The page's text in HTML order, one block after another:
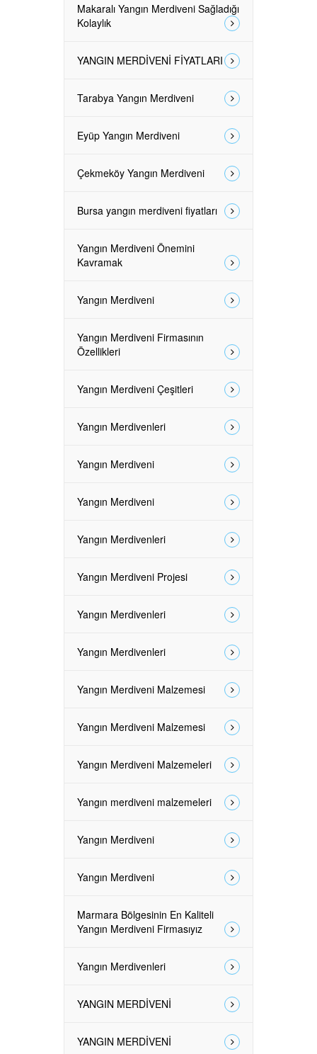
Makaralı Yangın Merdiveni Sağladığı
Kolaylık
YANGIN MERDİVENİ FİYATLARI
Tarabya Yangın Merdiveni
Eyüp Yangın Merdiveni
Çekmeköy Yangın Merdiveni
Bursa yangın merdiveni fiyatları
Yangın Merdiveni Önemini
Kavramak
Yangın Merdiveni
Yangın Merdiveni Firmasının
Özellikleri
Yangın Merdiveni Çeşitleri
Yangın Merdivenleri
Yangın Merdiveni
Yangın Merdiveni
Yangın Merdivenleri
Yangın Merdiveni Projesi
Yangın Merdivenleri
Yangın Merdivenleri
Yangın Merdiveni Malzemesi
Yangın Merdiveni Malzemesi
Yangın Merdiveni Malzemeleri
Yangın merdiveni malzemeleri
Yangın Merdiveni
Yangın Merdiveni
Marmara Bölgesinin En Kaliteli
Yangın Merdiveni Firmasıyız
Yangın Merdivenleri
YANGIN MERDİVENİ
YANGIN MERDİVENİ